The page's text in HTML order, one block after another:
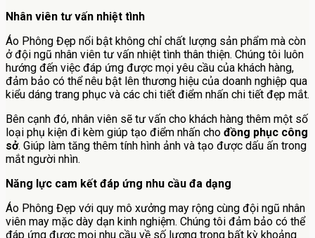
Nhân viên tư vấn nhiệt tình
Áo Phông Đẹp nổi bật không chỉ chất lượng sản phẩm mà còn
ở đội ngũ nhân viên tư vấn nhiệt tình thân thiện. Chúng tôi luôn
hướng đến việc đáp ứng được mọi yêu cầu của khách hàng,
đảm bảo có thể nêu bật lên thương hiệu của doanh nghiệp qua
kiểu dáng trang phục và các chi tiết điểm nhấn chi tiết đẹp mắt.
Bên cạnh đó, nhân viên sẽ tư vấn cho khách hàng thêm một số
loại phụ kiện đi kèm giúp tạo điểm nhấn cho đồng phục công
sở. Giúp làm tăng thêm tính hình ảnh và tạo được dấu ấn trong
mắt người nhìn.
Năng lực cam kết đáp ứng nhu cầu đa dạng
Áo Phông Đẹp với quy mô xưởng may rộng cùng đội ngũ nhân
viên may mặc dày dạn kinh nghiệm. Chúng tôi đảm bảo có thể
đáp ứng được mọi nhu cầu về số lượng trong bất kỳ khoảng